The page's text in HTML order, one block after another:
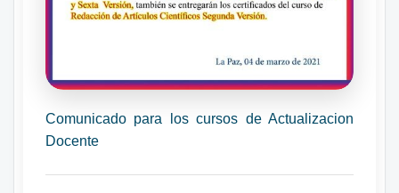
Comunicado para los cursos de Actualizacion
Docente